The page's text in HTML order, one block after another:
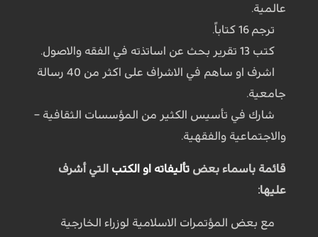
عالمية.
ترجم 16 كتاباً.
كتب 13 تقرير بحث عن اساتذته في الفقه والاصول.
اشرف او ساهم في الاشراف على اكثر من 40 رسالة
جامعية.
شارك في تأسيس الكثير من المؤسسات الثقافية –
والاجتماعية والفقهية.
قائمة باسماء بعض تأليفاته او الكتب التي أشرف
عليها:
مع بعض المؤتمرات الاسلامية لوزراء الخارجية